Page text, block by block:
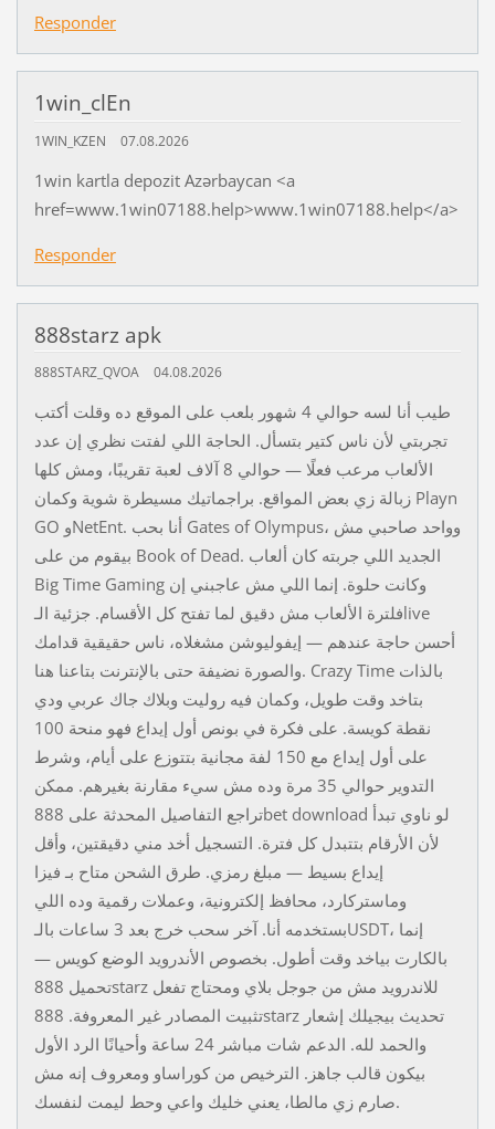
Responder
1win_clEn
1WIN_KZEN 07.08.2026
1win kartla depozit Azərbaycan <a
href=www.1win07188.help>www.1win07188.help</a>
Responder
888starz apk
888STARZ_QVOA 04.08.2026
طيب أنا لسه حوالي 4 شهور بلعب على الموقع ده وقلت أكتب
تجربتي لأن ناس كتير بتسأل. الحاجة اللي لفتت نظري إن عدد
الألعاب مرعب فعلًا — حوالي 8 آلاف لعبة تقريبًا، ومش كلها
زبالة زي بعض المواقع. براجماتيك مسيطرة شوية وكمان Playn
GO وNetEnt. أنا بحب Gates of Olympus، وواحد صاحبي مش
بيقوم من على Book of Dead. الجديد اللي جربته كان ألعاب
Big Time Gaming وكانت حلوة. إنما اللي مش عاجبني إن
فلترة الألعاب مش دقيق لما تفتح كل الأقسام. جزئية الـlive
أحسن حاجة عندهم — إيفوليوشن مشغلاه، ناس حقيقية قدامك
والصورة نضيفة حتى بالإنترنت بتاعنا هنا. Crazy Time بالذات
بتاخد وقت طويل، وكمان فيه روليت وبلاك جاك عربي ودي
نقطة كويسة. على فكرة في بونص أول إيداع فهو منحة 100
على أول إيداع مع 150 لفة مجانية بتتوزع على أيام، وشرط
التدوير حوالي 35 مرة وده مش سيء مقارنة بغيرهم. ممكن
تراجع التفاصيل المحدثة على 888bet download لو ناوي تبدأ
لأن الأرقام بتتبدل كل فترة. التسجيل أخد مني دقيقتين، وأقل
إيداع بسيط — مبلغ رمزي. طرق الشحن متاح بـ فيزا
وماستركارد، محافظ إلكترونية، وعملات رقمية وده اللي
بستخدمه أنا. آخر سحب خرج بعد 3 ساعات بالـUSDT، إنما
بالكارت بياخد وقت أطول. بخصوص الأندرويد الوضع كويس —
تحميل 888starz للاندرويد مش من جوجل بلاي ومحتاج تفعل
تثبيت المصادر غير المعروفة. 888starz تحديث بيجيلك إشعار
والحمد لله. الدعم شات مباشر 24 ساعة وأحيانًا الرد الأول
بيكون قالب جاهز. الترخيص من كوراساو ومعروف إنه مش
صارم زي مالطا، يعني خليك واعي وحط ليمت لنفسك.